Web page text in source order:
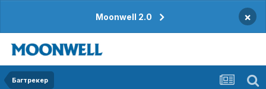
Moonwell 2.0 ×
Багтрекер